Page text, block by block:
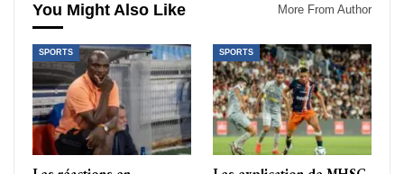
You Might Also Like More From Author
SPORTS SPORTS